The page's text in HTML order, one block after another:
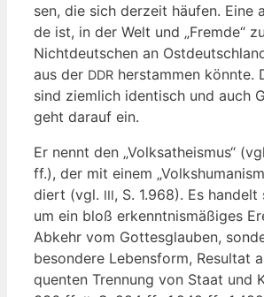
sen, die sich der­zeit häu­fen. Eine
de ist, in der Welt und „Frem­de“
Nicht­deut­schen an
aus der DDR her­stam­men könn­te.
sind ziem­lich iden­tisch und auch
geht dar­auf ein.
Er nennt den „Volks­athe­is­mus“
ff.), der mit einem
diert (vgl. III, S. 1.968). Es
um ein bloß erkennt­nis­mä­ßi­ges
Abkehr vom Got­tes­glau­ben,
beson­de­re Lebens­form, Resul­tat
quen­ten Tren­nung von Staat und